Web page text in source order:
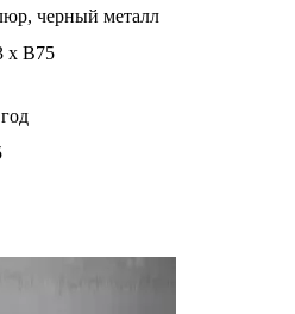
черный металл
х В75